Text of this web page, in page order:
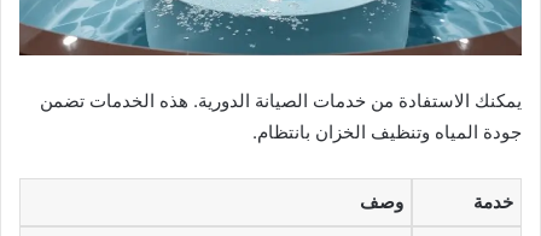
يمكنك الاستفادة من خدمات الصيانة الدورية. هذه الخدمات تضمن
جودة المياه وتنظيف الخزان بانتظام.
خدمة وصف